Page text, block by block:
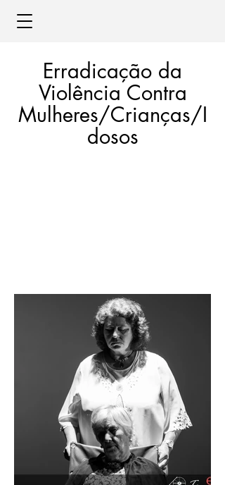
Erradicação da
Violência Contra
Mulheres/Crianças/I
dosos